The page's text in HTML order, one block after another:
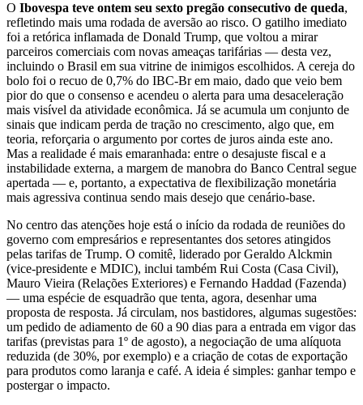
O Ibovespa teve ontem seu sexto pregão consecutivo de queda,
refletindo mais uma rodada de aversão ao risco. O gatilho imediato
foi a retórica inflamada de Donald Trump, que voltou a mirar
parceiros comerciais com novas ameaças tarifárias — desta vez,
incluindo o Brasil em sua vitrine de inimigos escolhidos. A cereja do
bolo foi o recuo de 0,7% do IBC-Br em maio, dado que veio bem
pior do que o consenso e acendeu o alerta para uma desaceleração
mais visível da atividade econômica. Já se acumula um conjunto de
sinais que indicam perda de tração no crescimento, algo que, em
teoria, reforçaria o argumento por cortes de juros ainda este ano.
Mas a realidade é mais emaranhada: entre o desajuste fiscal e a
instabilidade externa, a margem de manobra do Banco Central segue
apertada — e, portanto, a expectativa de flexibilização monetária
mais agressiva continua sendo mais desejo que cenário-base.
No centro das atenções hoje está o início da rodada de reuniões do
governo com empresários e representantes dos setores atingidos
pelas tarifas de Trump. O comitê, liderado por Geraldo Alckmin
(vice-presidente e MDIC), inclui também Rui Costa (Casa Civil),
Mauro Vieira (Relações Exteriores) e Fernando Haddad (Fazenda)
— uma espécie de esquadrão que tenta, agora, desenhar uma
proposta de resposta. Já circulam, nos bastidores, algumas sugestões:
um pedido de adiamento de 60 a 90 dias para a entrada em vigor das
tarifas (previstas para 1º de agosto), a negociação de uma alíquota
reduzida (de 30%, por exemplo) e a criação de cotas de exportação
para produtos como laranja e café. A ideia é simples: ganhar tempo e
postergar o impacto.